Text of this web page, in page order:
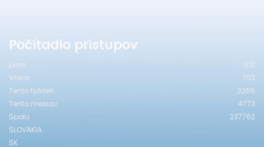
Počítadlo prístupov
Dnes
521
Včera
753
Tento týždeň
3265
Tento mesiac
4773
Spolu
237762
SLOVAKIA
SK